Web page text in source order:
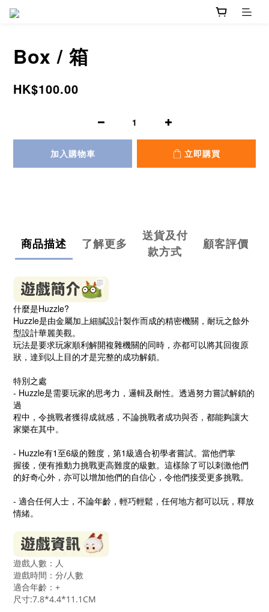
Box / 箱
HK$100.00
加入購物車 立即購買
商品描述 了解更多
送貨及付
款方式
顧客評價
什麼是Huzzle?
Huzzle是由金屬加上細膩設計製作而成的精密機關，耐玩之餘外
型設計華麗美觀。
玩法是要求玩家順利解開複雜機關的同時，亦都可以將其回復原
狀，達到以上目的才是完整的成功解鎖。
特別之處
- Huzzle是需要玩家的思考力，邏輯及耐性。透過努力嘗試解鎖的
過
程中，令挑戰者獲得成就感，不論挑戰者成功與否，都能夠讓大
家樂在其中。
- Huzzle有1至6級的難度，第1級適合初學者嘗試。當他們掌
握後，便有推動力挑戰更高難度的級數。這樣除了可以刺激他們
的好奇心外，亦可以增加他們的自信心，令他們接受更多挑戰。
- 適合任何人士，不論年齡，輕巧輕鬆，任何地方都可以玩，釋放
情緒。
遊戲人數：人
遊戲時間：分/人數
適合年齡： +
尺寸:7.8*4.4*11.1CM